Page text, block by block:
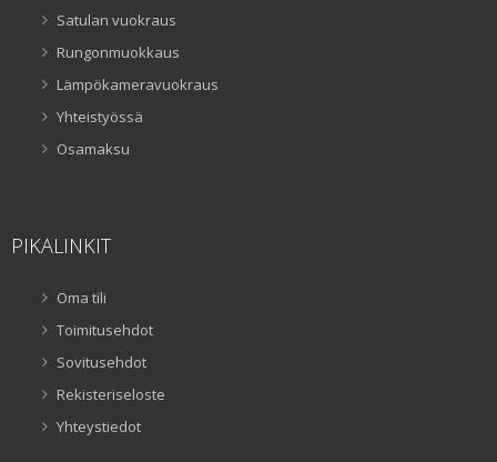
Satulan vuokraus
Rungonmuokkaus
Lämpökameravuokraus
Yhteistyössä
Osamaksu
PIKALINKIT
Oma tili
Toimitusehdot
Sovitusehdot
Rekisteriseloste
Yhteystiedot